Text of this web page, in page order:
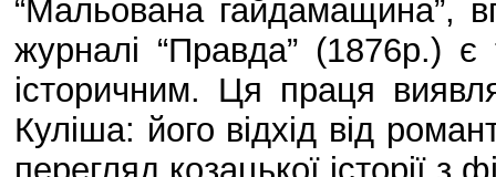
“Мальована гайдамащина”,
журналі “Правда” (1876р.)
історичним. Ця праця
Куліша: його відхід від